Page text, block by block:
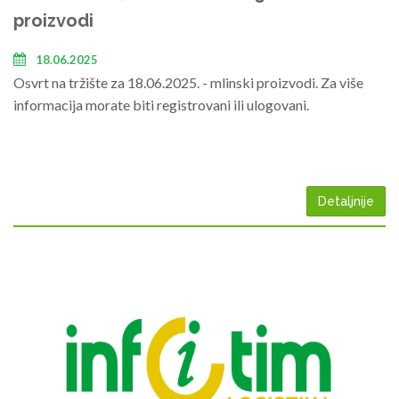
proizvodi
18.06.2025
Osvrt na tržište za 18.06.2025. - mlinski proizvodi. Za više
informacija morate biti registrovani ili ulogovani.
Detaljnije